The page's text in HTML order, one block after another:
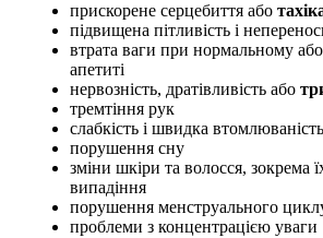
прискорене серцебиття або
підвищена пітливість і
втрата ваги при нормальному
апетиті
нервозність, дратівливість або
тремтіння рук
слабкість і швидка втомлюваність
порушення сну
зміни шкіри та волосся, зокрема
випадіння
порушення менструального
проблеми з концентрацією уваги